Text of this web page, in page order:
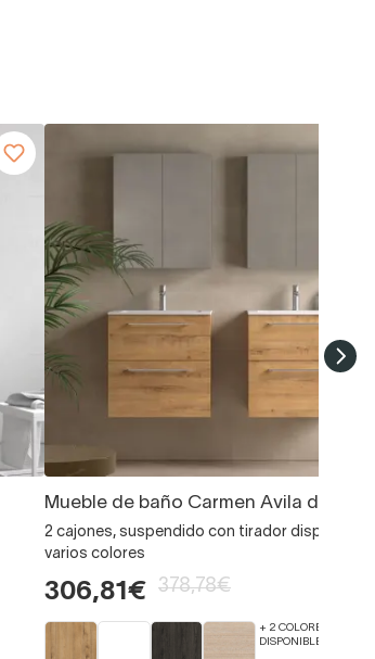
Mueble de baño Carmen Avila dos
2 cajones, suspendido con tirador disponoble
varios colores
306,81€ 378,78€
+ 2 COLORES
DISPONIBLES